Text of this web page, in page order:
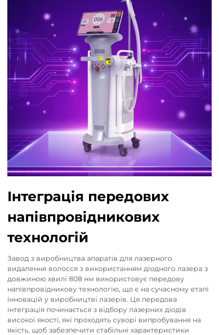
Інтеграція передових
напівпровідникових
технологій
Завод з виробництва апаратів для лазерного
видалення волосся з використанням діодного лазера з
довжиною хвилі 808 нм використовує передову
напівпровідникову технологію, що є на сучасному етапі
інновацій у виробництві лазерів. Ця передова
інтеграція починається з відбору лазерних діодів
високої якості, які проходять суворі випробування на
якість, щоб забезпечити стабільні характеристики